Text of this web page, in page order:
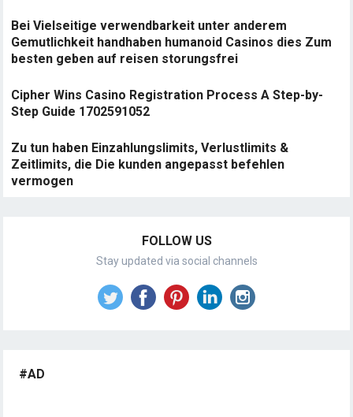
Bei Vielseitige verwendbarkeit unter anderem
Gemutlichkeit handhaben humanoid Casinos dies Zum
besten geben auf reisen storungsfrei
Cipher Wins Casino Registration Process A Step-by-
Step Guide 1702591052
Zu tun haben Einzahlungslimits, Verlustlimits &
Zeitlimits, die Die kunden angepasst befehlen
vermogen
FOLLOW US
Stay updated via social channels
#AD